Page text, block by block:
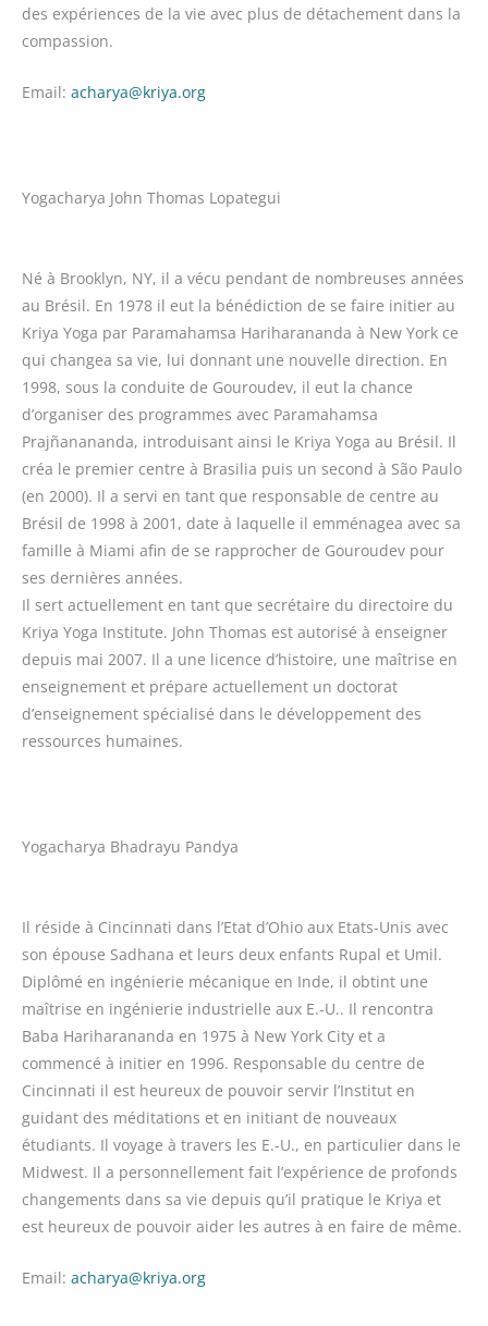
des expériences de la vie avec plus de détachement dans la
compassion.
Email: acharya@kriya.org
Yogacharya John Thomas Lopategui
Né à Brooklyn, NY, il a vécu pendant de nombreuses années
au Brésil. En 1978 il eut la bénédiction de se faire initier au
Kriya Yoga par Paramahamsa Hariharananda à New York ce
qui changea sa vie, lui donnant une nouvelle direction. En
1998, sous la conduite de Gouroudev, il eut la chance
d’organiser des programmes avec Paramahamsa
Prajñanananda, introduisant ainsi le Kriya Yoga au Brésil. Il
créa le premier centre à Brasilia puis un second à São Paulo
(en 2000). Il a servi en tant que responsable de centre au
Brésil de 1998 à 2001, date à laquelle il emménagea avec sa
famille à Miami afin de se rapprocher de Gouroudev pour
ses dernières années.
Il sert actuellement en tant que secrétaire du directoire du
Kriya Yoga Institute. John Thomas est autorisé à enseigner
depuis mai 2007. Il a une licence d’histoire, une maîtrise en
enseignement et prépare actuellement un doctorat
d’enseignement spécialisé dans le développement des
ressources humaines.
Yogacharya Bhadrayu Pandya
Il réside à Cincinnati dans l’Etat d’Ohio aux Etats-Unis avec
son épouse Sadhana et leurs deux enfants Rupal et Umil.
Diplômé en ingénierie mécanique en Inde, il obtint une
maîtrise en ingénierie industrielle aux E.-U.. Il rencontra
Baba Hariharananda en 1975 à New York City et a
commencé à initier en 1996. Responsable du centre de
Cincinnati il est heureux de pouvoir servir l’Institut en
guidant des méditations et en initiant de nouveaux
étudiants. Il voyage à travers les E.-U., en particulier dans le
Midwest. Il a personnellement fait l’expérience de profonds
changements dans sa vie depuis qu’il pratique le Kriya et
est heureux de pouvoir aider les autres à en faire de même.
Email: acharya@kriya.org